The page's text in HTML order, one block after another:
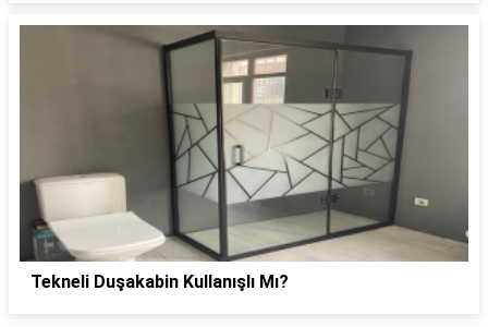
Tekneli Duşakabin Kullanışlı Mı?